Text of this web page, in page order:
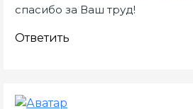
спасибо за Ваш труд!
Ответить